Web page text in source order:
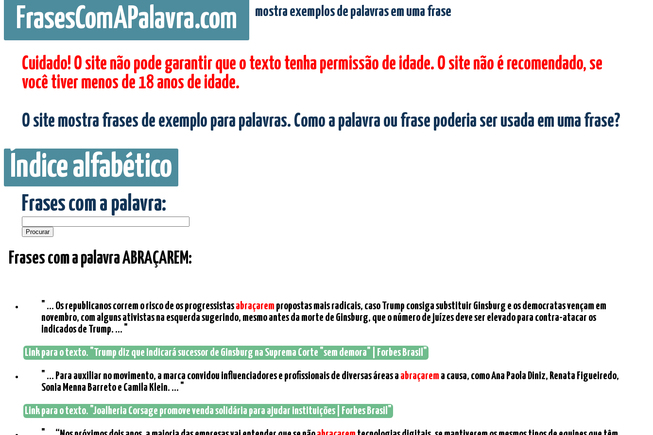
FrasesComAPalavra.com mostra exemplos de palavras em uma frase
Cuidado! O site não pode garantir que o texto tenha permissão de idade. O site não é recomendado, se
você tiver menos de 18 anos de idade.
O site mostra frases de exemplo para palavras. Como a palavra ou frase poderia ser usada em uma frase?
Índice alfabético
Frases com a palavra:
Frases com a palavra ABRAÇAREM:
" ... Os republicanos correm o risco de os progressistasabraçarem propostas mais radicais, caso Trump consiga substituir Ginsburg e os democratas vençam em
novembro, com alguns ativistas na esquerda sugerindo, mesmo antes da morte de Ginsburg, que o número de juízes deve ser elevado para contra-atacar os
indicados de Trump. ... "
Link para o texto. "Trump diz que indicará sucessor de Ginsburg na Suprema Corte "sem demora" | Forbes Brasil"
" ... Para auxiliar no movimento, a marca convidou influenciadores e profissionais de diversas áreas a abraçarem a causa, como Ana Paola Diniz, Renata Figueiredo,
Sonia Menna Barreto e Camila Klein. ... "
Link para o texto. "Joalheria Corsage promove venda solidária para ajudar instituições | Forbes Brasil"